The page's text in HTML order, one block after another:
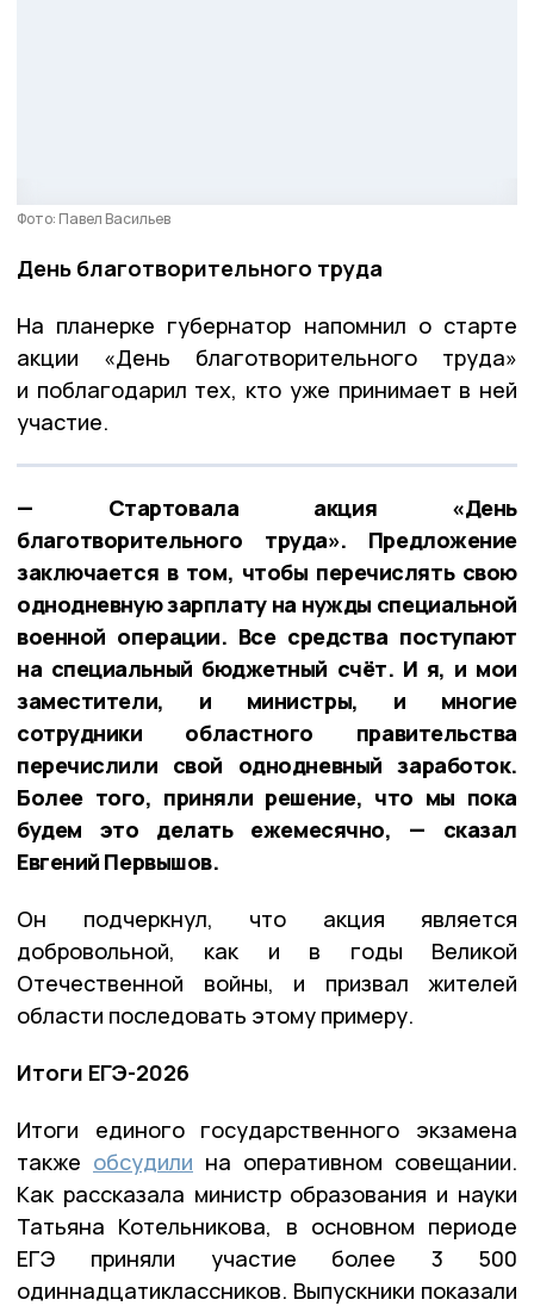
Фото: Павел Васильев
День благотворительного труда
На планерке губернатор напомнил о старте
акции «День благотворительного труда»
и поблагодарил тех, кто уже принимает в ней
участие.
— Стартовала акция «День
благотворительного труда». Предложение
заключается в том, чтобы перечислять свою
однодневную зарплату на нужды специальной
военной операции. Все средства поступают
на специальный бюджетный счёт. И я, и мои
заместители, и министры, и многие
сотрудники областного правительства
перечислили свой однодневный заработок.
Более того, приняли решение, что мы пока
будем это делать ежемесячно, — сказал
Евгений Первышов.
Он подчеркнул, что акция является
добровольной, как и в годы Великой
Отечественной войны, и призвал жителей
области последовать этому примеру.
Итоги ЕГЭ-2026
Итоги единого государственного экзамена
также обсудили на оперативном совещании.
Как рассказала министр образования и науки
Татьяна Котельникова, в основном периоде
ЕГЭ приняли участие более 3 500
одиннадцатиклассников. Выпускники показали